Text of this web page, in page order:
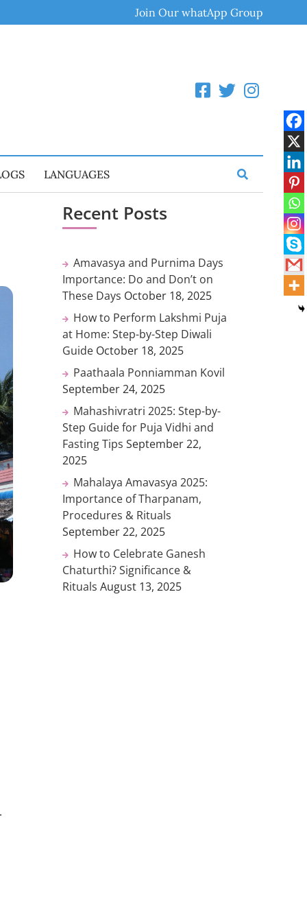
Join Our whatApp Group
LANGUAGES
Recent Posts
Amavasya and Purnima Days
Importance: Do and Don’t on
These Days October 18, 2025
How to Perform Lakshmi Puja
at Home: Step-by-Step Diwali
Guide October 18, 2025
Paathaala Ponniamman Kovil
September 24, 2025
Mahashivratri 2025: Step-by-
Step Guide for Puja Vidhi and
Fasting Tips September 22,
2025
Mahalaya Amavasya 2025:
Importance of Tharpanam,
Procedures & Rituals
September 22, 2025
How to Celebrate Ganesh
Chaturthi? Significance &
Rituals August 13, 2025